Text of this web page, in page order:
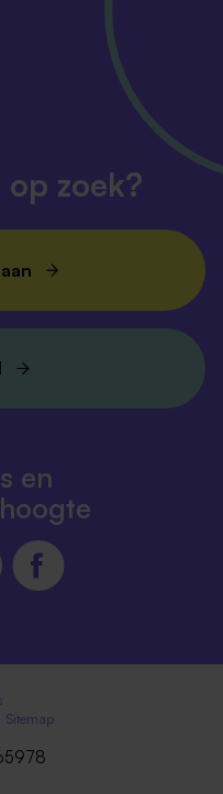
zoek?
en
Sitemap